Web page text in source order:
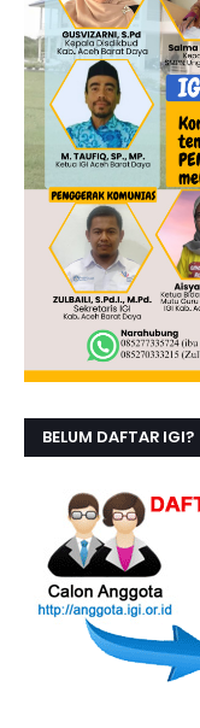
BELUM DAFTAR IGI?